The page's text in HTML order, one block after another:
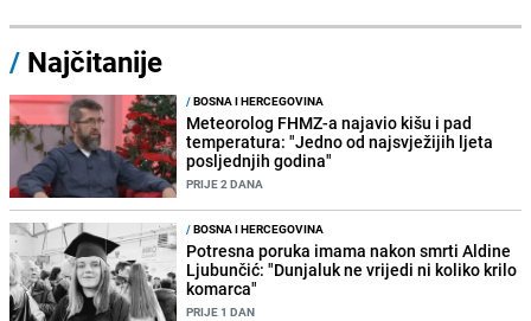
/ Najčitanije
/BOSNA I HERCEGOVINA
Meteorolog FHMZ-a najavio kišu i pad
temperatura: "Jedno od najsvježijih ljeta
posljednjih godina"
PRIJE 2 DANA
/BOSNA I HERCEGOVINA
Potresna poruka imama nakon smrti Aldine
Ljubunčić: "Dunjaluk ne vrijedi ni koliko krilo
komarca"
PRIJE 1 DAN